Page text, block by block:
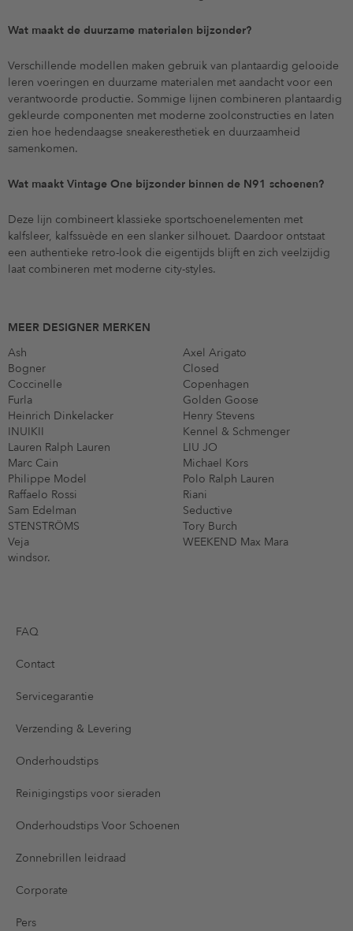
Wat maakt de duurzame materialen bijzonder?
Verschillende modellen maken gebruik van plantaardig gelooide
leren voeringen en duurzame materialen met aandacht voor een
verantwoorde productie. Sommige lijnen combineren plantaardig
gekleurde componenten met moderne zoolconstructies en laten
zien hoe hedendaagse sneakeresthetiek en duurzaamheid
samenkomen.
Wat maakt Vintage One bijzonder binnen de N91 schoenen?
Deze lijn combineert klassieke sportschoenelementen met
kalfsleer, kalfssuède en een slanker silhouet. Daardoor ontstaat
een authentieke retro-look die eigentijds blijft en zich veelzijdig
laat combineren met moderne city-styles.
MEER DESIGNER MERKEN
Ash
Axel Arigato
Bogner
Closed
Coccinelle
Copenhagen
Furla
Golden Goose
Heinrich Dinkelacker
Henry Stevens
INUIKII
Kennel & Schmenger
Lauren Ralph Lauren
LIU JO
Marc Cain
Michael Kors
Philippe Model
Polo Ralph Lauren
Raffaelo Rossi
Riani
Sam Edelman
Seductive
STENSTRÖMS
Tory Burch
Veja
WEEKEND Max Mara
windsor.
FAQ
Contact
Servicegarantie
Verzending & Levering
Onderhoudstips
Reinigingstips voor sieraden
Onderhoudstips Voor Schoenen
Zonnebrillen leidraad
Corporate
Pers